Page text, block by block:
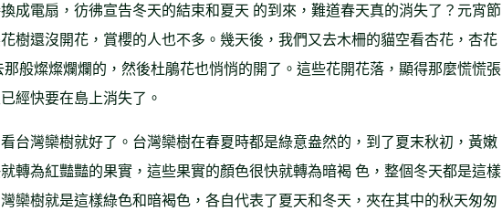
成電扇，彷彿宣告冬天的結束和夏天 的到來，難道春天真的消失了？元宵節
樹還沒開花，賞櫻的人也不多。幾天後，我們又去木柵的貓空看杏花，杏花
般燦燦爛爛的，然後杜鵑花也悄悄的開了。這些花開花落，顯得那麼慌慌張
經快要在島上消失了。
台灣欒樹就好了。台灣欒樹在春夏時都是綠意盎然的，到了夏末秋初，黃嫩
轉為紅豔豔的果實，這些果實的顏色很快就轉為暗褐 色，整個冬天都是這樣
欒樹就是這樣綠色和暗褐色，各自代表了夏天和冬天，夾在其中的秋天匆匆